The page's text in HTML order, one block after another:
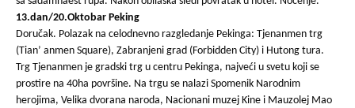
13.dan/20.Oktobar Peking
Doručak. Polazak na celodnevno razgledanje Pekinga: Tjenanmen trg
(Tian’ anmen Square), Zabranjeni grad (Forbidden City) i Hutong tura.
Trg Tjenanmen je gradski trg u centru Pekinga, najveći u svetu koji se
prostire na 40ha površine. Na trgu se nalazi Spomenik Narodnim
herojima, Velika dvorana naroda, Nacionani muzej Kine i Mauzolej Mao